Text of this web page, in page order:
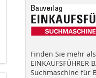
Finden Sie mehr
EINKAUFSFÜHRER
Suchmaschine für